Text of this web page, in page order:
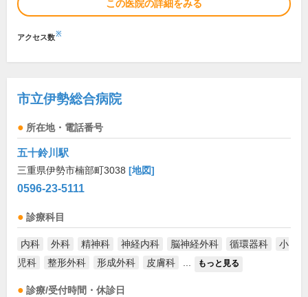
この医院の詳細をみる
アクセス数※
市立伊勢総合病院
所在地・電話番号
五十鈴川駅
三重県伊勢市楠部町3038 [地図]
0596-23-5111
診療科目
内科 外科 精神科 神経内科 脳神経外科 循環器科
小
児科
整形外科 形成外科 皮膚科 もっと見る
診療/受付時間・休診日